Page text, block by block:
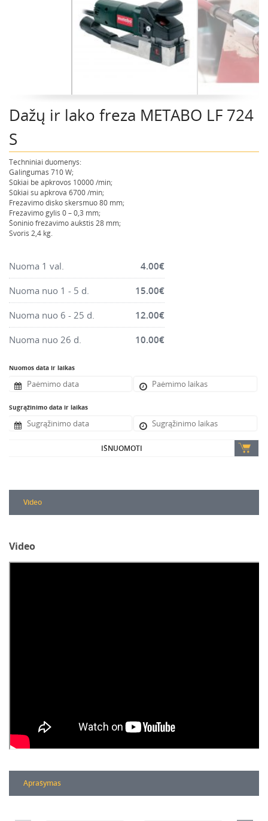
Metalo pjovimo ir šlifavimo technika
Montavimo instrumentai
Pastoliai, bokšteliai, stelažai, tvoros, statramščiai,
Plytelių, blokelių, polistirolo pjovimo įrankiai
Rankiniai sodo ir buities įrankiai
Sodo ir miško įranga
Suvirinimo įranga
Vandens ir purvo siurbliai
Valymo įranga
Viniakaliai, kabiakalės, šaudykliai
Dažų ir lako freza METABO LF 724
S
Techniniai duomenys:
Galingumas 710 W;
Sūkiai be apkrovos 10000 /min;
Sūkiai su apkrova 6700 /min;
Frezavimo disko skersmuo 80 mm;
Frezavimo gylis 0 – 0,3 mm;
Šoninio frezavimo aukštis 28 mm;
Svoris 2,4 kg.
Nuoma 1 val. 4.00€
Nuoma nuo 1 - 5 d. 15.00€
Nuoma nuo 6 - 25 d. 12.00€
Nuoma nuo 26 d. 10.00€
Nuomos data ir laikas
Sugrąžinimo data ir laikas
IŠNUOMOTI
Video
Video
Aprašymas